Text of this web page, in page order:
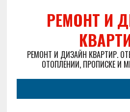
РЕМОНТ И
РЕМОНТ И ДИЗАЙН КВАРТИР.
ОТОПЛЕНИИ, ПРОПИСКЕ И